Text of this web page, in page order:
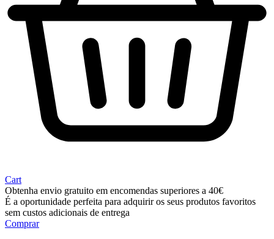
Cart
Obtenha envio gratuito em encomendas superiores a 40€
É a oportunidade perfeita para adquirir os seus produtos favoritos
sem custos adicionais de entrega
Comprar